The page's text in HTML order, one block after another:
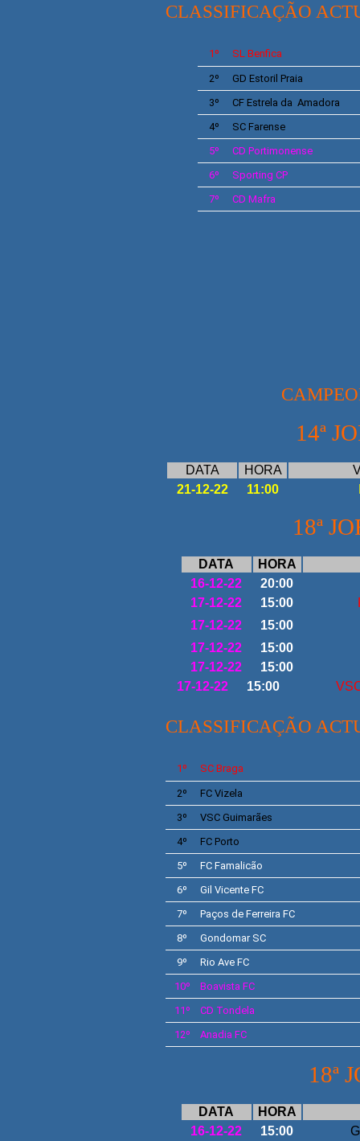
CLASSIFICAÇÃO
1º SL Benfica
2º GD Estoril Praia
3º
CF Estrela da Amadora
4º
SC Farense
5º
CD Portimonense
6º
Sporting CP
7º
CD Mafra
14ª
DATA HORA
21-12-22
11:00
18ª
DATA
HORA
16-12-22
20:00
17-12-22
15:00
17-12-22
15:00
17-12-22
15:00
17-12-22
15:00
17-12-22
15:00
CLASSIFICAÇÃO
1º SC Braga
2º
FC Vizela
3º
VSC Guimarães
4º
FC Porto
5º
FC Famalicão
6º
Gil Vicente FC
7º
Paços de Ferreira FC
8º
Gondomar SC
9º
Rio Ave FC
10º
Boavista FC
11º
CD Tondela
12º
Anadia FC
18ª
DATA
HORA
16-12-22
15:00